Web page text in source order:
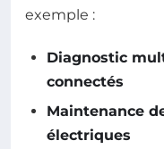
exemple :
Diagnostic
connectés
Maintenance
électriques